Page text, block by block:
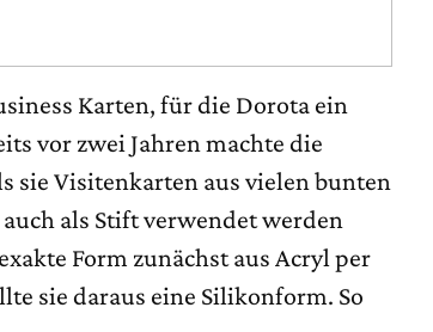
Karten, für die Dorota ein
vor zwei Jahren machte die
sie Visitenkarten aus vielen bunten
als Stift verwendet werden
Form zunächst aus Acryl per
sie daraus eine Silikonform. So